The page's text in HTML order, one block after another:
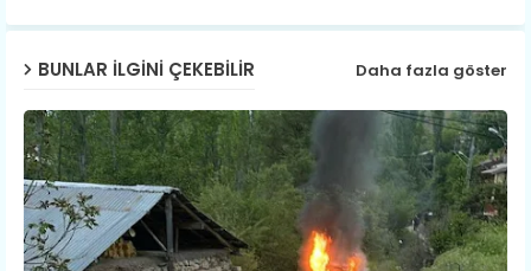
p
BUNLAR ILGINI ÇEKEBILIR Daha fazla göster